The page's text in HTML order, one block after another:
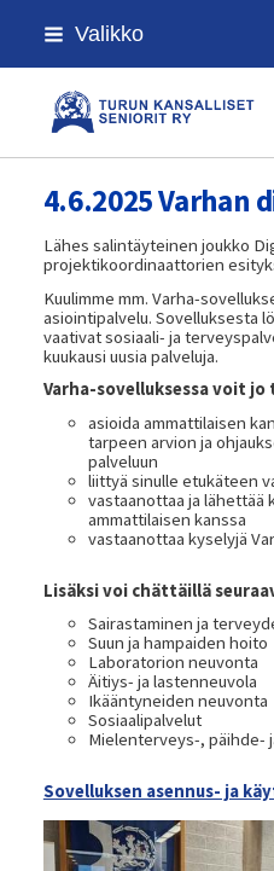
Siirry
sivun
Valikko
Turun
4.6.2025 Varhan
Lähes salintäyteinen joukko
projektikoordinaattorien
Kuulimme mm. Varha-
asiointipalvelu. Sovelluksesta
vaativat sosiaali- ja
kuukausi uusia palveluja.
Varha-sovelluksessa voit jo
asioida ammattilaisen
tarpeen arvion ja
palveluun
liittyä sinulle etukäteen
vastaanottaa ja lähettää
ammattilaisen kanssa
vastaanottaa kyselyjä
Lisäksi voi chättäillä
Sairastaminen ja
Suun ja hampaiden hoito
Laboratorion neuvonta
Äitiys-​ ja lastenneuvola
Ikääntyneiden neuvonta
Sosiaalipalvelut
Mielenterveys-​, päihde-​
Sovelluksen asennus- ja